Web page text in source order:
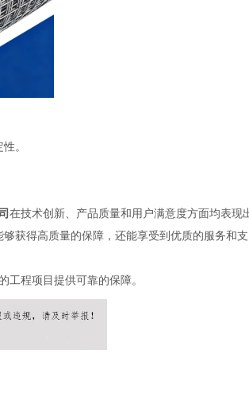
。
在技术创新、产品质量和用户满意度方面均表现
获得高质量的保障，还能享受到优质的服务和支
程项目提供可靠的保障。